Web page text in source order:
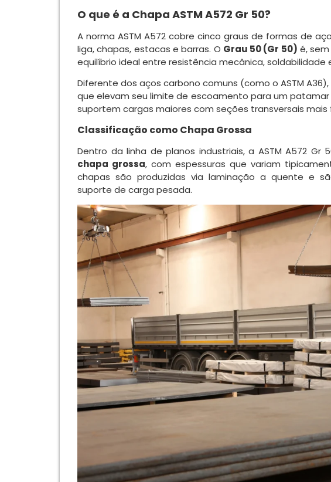
O que é a Chapa ASTM A572 Gr 50?
A norma ASTM A572 cobre cinco graus de formas de
liga, chapas, estacas e barras. O Grau 50 (Gr 50) é,
equilíbrio ideal entre resistência mecânica, soldabilidade
Diferente dos aços carbono comuns (como o ASTM
que elevam seu limite de escoamento para um
suportem cargas maiores com seções transversais
Classificação como Chapa Grossa
Dentro da linha de planos industriais, a ASTM A572
chapa grossa, com espessuras que variam
chapas são produzidas via laminação a quente e
suporte de carga pesada.